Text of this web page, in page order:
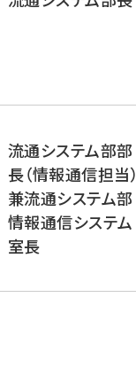
流通システム部部
長（情報通信担当）
兼流通システム部
情報通信システム
室長